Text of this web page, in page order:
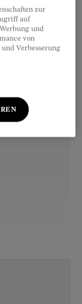
und in der
zur
auf
und
von
Verbesserung